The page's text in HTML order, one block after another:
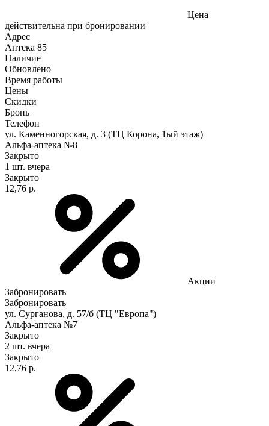
Цена
действительна при бронировании
Адрес
Аптека 85
Наличие
Обновлено
Время работы
Цены
Скидки
Бронь
Телефон
ул. Каменногорская, д. 3 (ТЦ Корона, 1ый этаж)
Альфа-аптека №8
Закрыто
1 шт. вчера
Закрыто
12,76 р.
Акции
Забронировать
Забронировать
ул. Сурганова, д. 57/б (ТЦ "Европа")
Альфа-аптека №7
Закрыто
2 шт. вчера
Закрыто
12,76 р.